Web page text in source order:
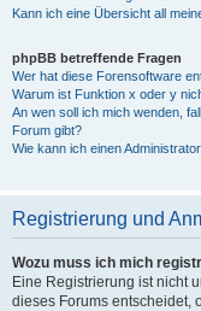
Kann ich eine Übersicht all
phpBB betreffende Fragen
Wer hat diese Forensoftware
Warum ist Funktion x oder y
An wen soll ich mich wenden,
Forum gibt?
Wie kann ich einen
Registrierung und
Wozu muss ich mich
Eine Registrierung ist nicht
dieses Forums entscheidet,